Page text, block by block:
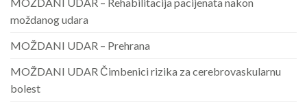
moždanog udara
MOŽDANI UDAR – Prehrana
MOŽDANI UDAR Čimbenici rizika za cerebrovaskularnu
bolest